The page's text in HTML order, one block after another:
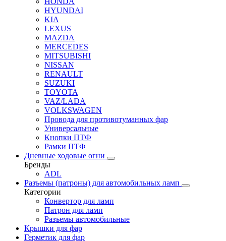
HYUNDAI
KIA
LEXUS
MAZDA
MERCEDES
MITSUBISHI
NISSAN
RENAULT
SUZUKI
TOYOTA
VAZ/LADA
VOLKSWAGEN
Провода для противотуманных фар
Универсальные
Кнопки ПТФ
Рамки ПТФ
Дневные ходовые огни
Бренды
ADL
Разъемы (патроны) для автомобильных ламп
Категории
Конвертор для ламп
Патрон для ламп
Разъемы автомобильные
Крышки для фар
Герметик для фар